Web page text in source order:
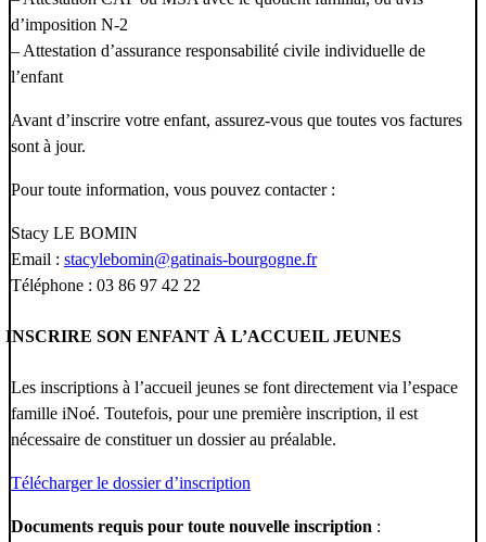
d’imposition N-2
– Attestation d’assurance responsabilité civile individuelle de
l’enfant
Avant d’inscrire votre enfant, assurez-vous que toutes vos factures
sont à jour.
Pour toute information, vous pouvez contacter :
Stacy LE BOMIN
Email : stacylebomin@gatinais-bourgogne.fr
Téléphone : 03 86 97 42 22
INSCRIRE SON ENFANT À L’ACCUEIL JEUNES
Les inscriptions à l’accueil jeunes se font directement via l’espace
famille iNoé. Toutefois, pour une première inscription, il est
nécessaire de constituer un dossier au préalable.
Télécharger le dossier d’inscription
Documents requis pour toute nouvelle inscription :